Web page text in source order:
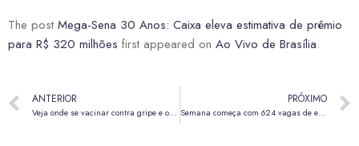
The post Mega-Sena 30 Anos: Caixa eleva estimativa de prêmio
para R$ 320 milhões first appeared on Ao Vivo de Brasília.
ANTERIOR
Veja onde se vacinar contra gripe e outras doenças neste sábado (23)
PRÓXIMO
Semana começa com 624 vagas de emprego nas agências do trabalhador do DF